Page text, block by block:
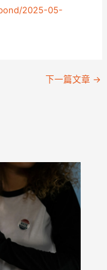
2025-05-
下一篇文章 →